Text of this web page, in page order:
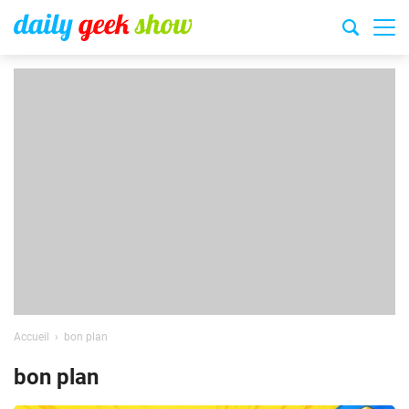
Accueil bon plan
bon plan